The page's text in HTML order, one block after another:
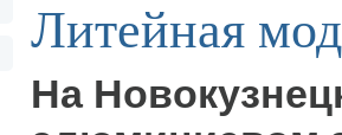
Литейная
На